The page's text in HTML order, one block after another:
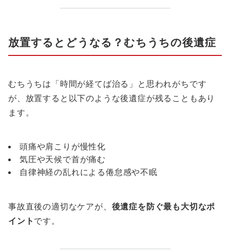
放置するとどうなる？むちうちの後遺症
むちうちは「時間が経てば治る」と思われがちです
が、放置すると以下のような後遺症が残ることもあり
ます。
頭痛や肩こりが慢性化
気圧や天候で首が痛む
自律神経の乱れによる倦怠感や不眠
事故直後の適切なケアが、 後遺症を防ぐ最も大切なポ
イント です。